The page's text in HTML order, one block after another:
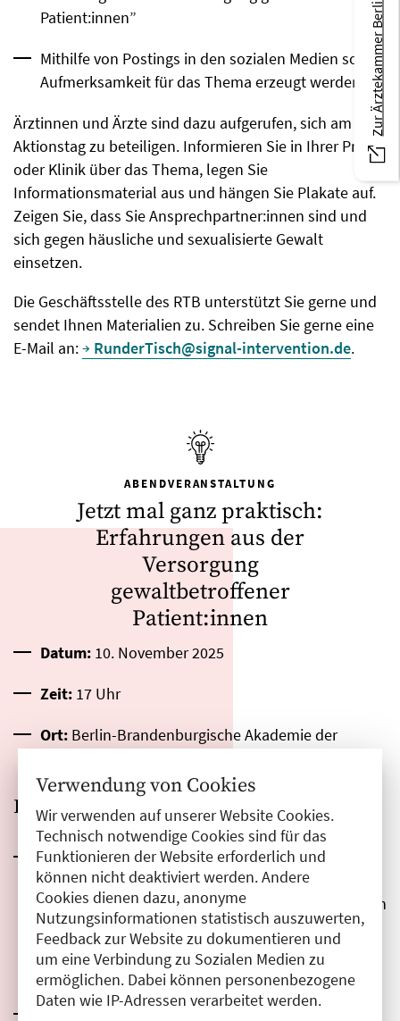
Verwendung von Cookies
Wir verwenden auf unserer Website Cookies.
Technisch notwendige Cookies sind für das
Funktionieren der Website erforderlich und
können nicht deaktiviert werden. Andere
Cookies dienen dazu, anonyme
Nutzungsinformationen statistisch auszuwerten,
Feedback zur Website zu dokumentieren und
um eine Verbindung zu Sozialen Medien zu
ermöglichen. Dabei können personenbezogene
Daten wie IP-Adressen verarbeitet werden.
Patient:innen”
Mithilfe von Postings in den sozialen Medien soll
Aufmerksamkeit für das Thema erzeugt werden.
Ärztinnen und Ärzte sind dazu aufgerufen, sich am
Aktionstag zu beteiligen. Informieren Sie in Ihrer Praxis
oder Klinik über das Thema, legen Sie
Informationsmaterial aus und hängen Sie Plakate auf.
Zeigen Sie, dass Sie Ansprechpartner:innen sind und
sich gegen häusliche und sexualisierte Gewalt
einsetzen.
Die Geschäftsstelle des RTB unterstützt Sie gerne und
sendet Ihnen Materialien zu. Schreiben Sie gerne eine
E-Mail an:
RunderTisch@signal-intervention.de.
ABENDVERANSTALTUNG
Jetzt mal ganz praktisch:
Erfahrungen aus der
Versorgung
gewaltbetroffener
Patient:innen
Datum: 10. November 2025
Zeit: 17 Uhr
Ort: Berlin-Brandenburgische Akademie der
Programm
17:00 Uhr: Begrüßung und Einführung in den
Abend
Senatorin Dr. Ina Czyborra, Vorsitzende des Runden
Tischs und Schirmfrau des Abends
Marion Winterholler und Karin Wieners,
Geschäftsstelle des Runden Tischs
Zur Ärztekammer Berlin